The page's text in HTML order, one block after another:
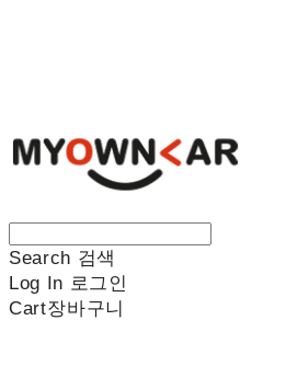
Search 검색
Log In 로그인
Cart장바구니